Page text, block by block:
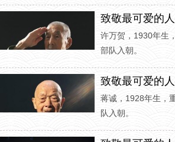
致敬最可爱的
许万贺，1930年生
部队入朝。
致敬最可爱的
蒋诚，1928年生，
队入朝。